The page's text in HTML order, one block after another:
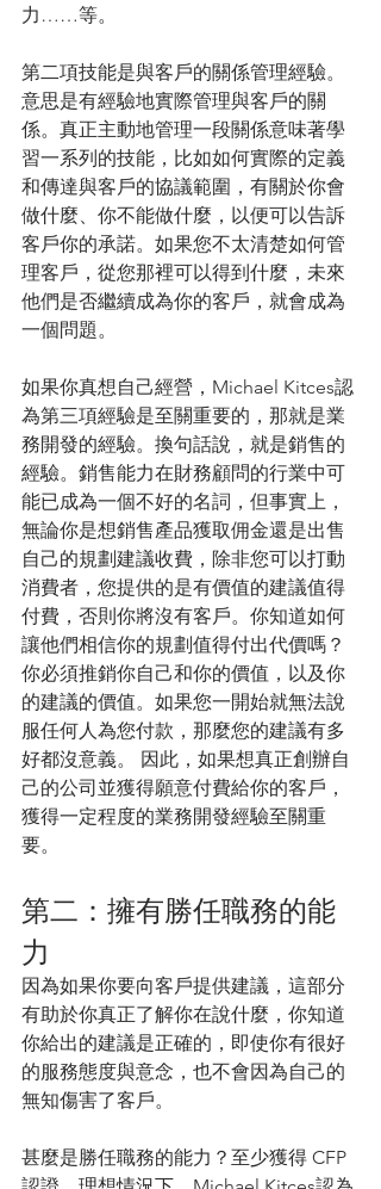
力……等。
第二項技能是與客戶的關係管理經驗。
意思是有經驗地實際管理與客戶的關
係。真正主動地管理一段關係意味著學
習一系列的技能，比如如何實際的定義
和傳達與客戶的協議範圍，有關於你會
做什麼、你不能做什麼，以便可以告訴
客戶你的承諾。如果您不太清楚如何管
理客戶，從您那裡可以得到什麼，未來
他們是否繼續成為你的客戶，就會成為
一個問題。
如果你真想自己經營，Michael Kitces認
為第三項經驗是至關重要的，那就是業
務開發的經驗。換句話說，就是銷售的
經驗。銷售能力在財務顧問的行業中可
能已成為一個不好的名詞，但事實上，
無論你是想銷售產品獲取佣金還是出售
自己的規劃建議收費，除非您可以打動
消費者，您提供的是有價值的建議值得
付費，否則你將沒有客戶。你知道如何
讓他們相信你的規劃值得付出代價嗎？
你必須推銷你自己和你的價值，以及你
的建議的價值。如果您一開始就無法說
服任何人為您付款，那麼您的建議有多
好都沒意義。 因此，如果想真正創辦自
己的公司並獲得願意付費給你的客戶，
獲得一定程度的業務開發經驗至關重
要。
第二：擁有勝任職務的能
力
因為如果你要向客戶提供建議，這部分
有助於你真正了解你在說什麼，你知道
你給出的建議是正確的，即使你有很好
的服務態度與意念，也不會因為自己的
無知傷害了客戶。
甚麼是勝任職務的能力？至少獲得 CFP